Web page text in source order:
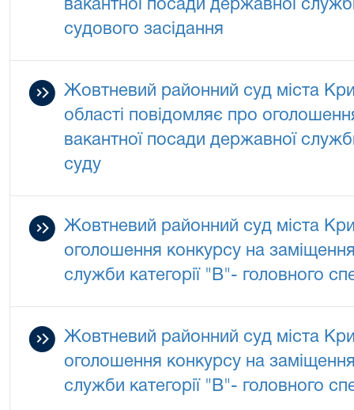
вакантної посади державної
судового засідання
Жовтневий районний суд міста
області повідомляє про
вакантної посади державної
суду
Жовтневий районний суд міста
оголошення конкурсу на
служби категорії "В"- головного
Жовтневий районний суд міста
оголошення конкурсу на
служби категорії "В"- головного